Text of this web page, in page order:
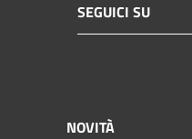
SEGUICI SU
NOVITÀ